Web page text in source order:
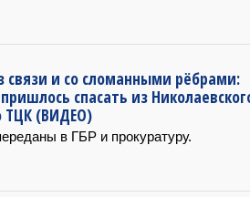
связи и со сломанными рёбрами:
спасать из
ТЦК (ВИДЕО)
в ГБР и прокуратуру.